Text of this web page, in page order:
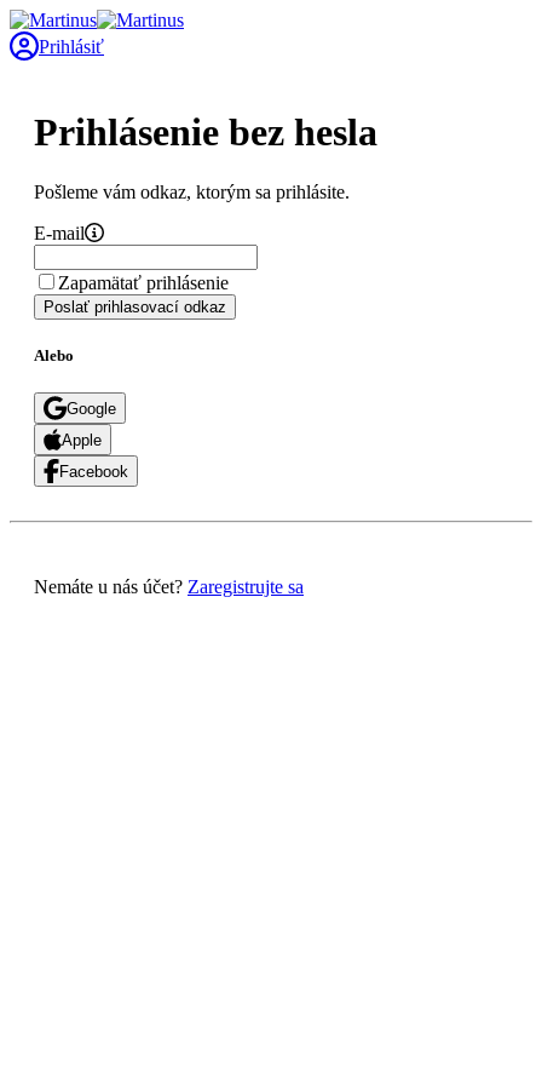
Prihlásiť
Prihlásenie bez hesla
Pošleme vám odkaz, ktorým sa prihlásite.
E-mail
Zapamätať prihlásenie
Poslať prihlasovací odkaz
Alebo
Google
Apple
Facebook
Nemáte u nás účet? Zaregistrujte sa